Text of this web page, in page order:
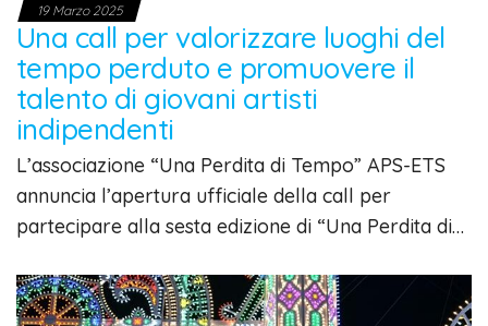
19 Marzo 2025
Una call per valorizzare luoghi del
tempo perduto e promuovere il
talento di giovani artisti
indipendenti
L’associazione “Una Perdita di Tempo” APS-ETS
annuncia l’apertura ufficiale della call per
partecipare alla sesta edizione di “Una Perdita di…